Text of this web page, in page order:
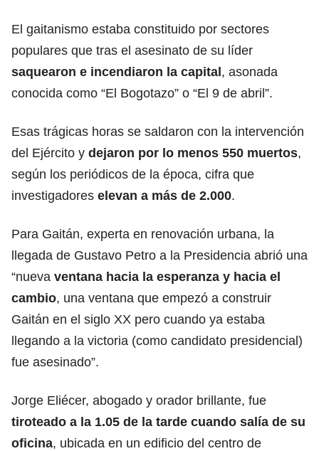
El gaitanismo estaba constituido por sectores
populares que tras el asesinato de su líder
saquearon e incendiaron la capital, asonada
conocida como “El Bogotazo” o “El 9 de abril”.
Esas trágicas horas se saldaron con la intervención
del Ejército y dejaron por lo menos 550 muertos,
según los periódicos de la época, cifra que
investigadores elevan a más de 2.000.
Para Gaitán, experta en renovación urbana, la
llegada de Gustavo Petro a la Presidencia abrió una
“nueva ventana hacia la esperanza y hacia el
cambio, una ventana que empezó a construir
Gaitán en el siglo XX pero cuando ya estaba
llegando a la victoria (como candidato presidencial)
fue asesinado”.
Jorge Eliécer, abogado y orador brillante, fue
tiroteado a la 1.05 de la tarde cuando salía de su
oficina, ubicada en un edificio del centro de